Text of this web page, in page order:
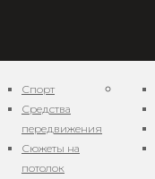
Спорт
Средства
передвижения
Сюжеты на
потолок